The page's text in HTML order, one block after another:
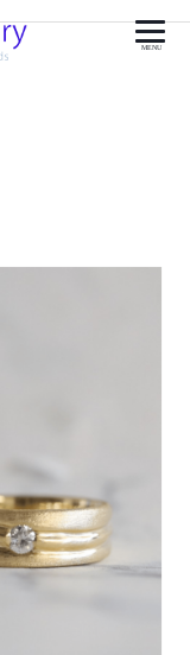
MENU